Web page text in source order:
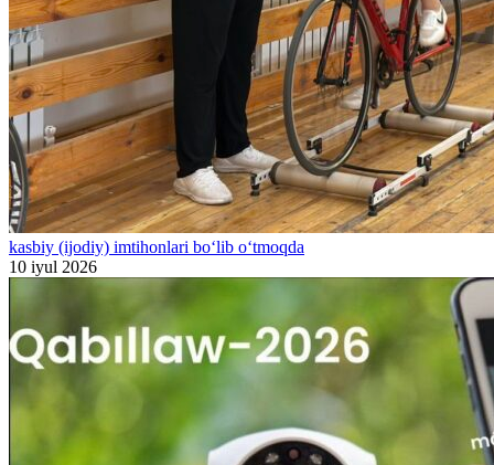
kasbiy (ijodiy) imtihonlari bo‘lib o‘tmoqda
10 iyul 2026